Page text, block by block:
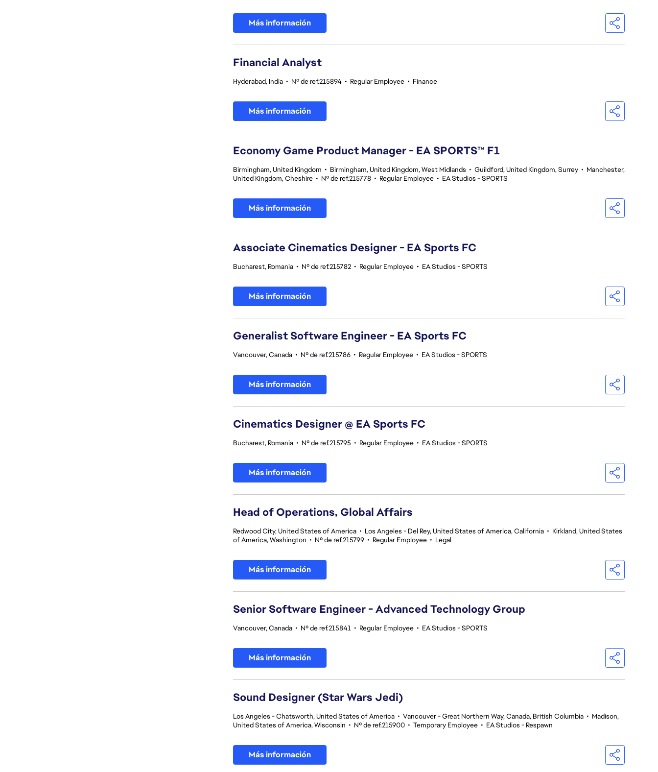
Más información
Financial Analyst
Hyderabad, India • Nº de ref.215894 • Regular Employee • Finance
Más información
Economy Game Product Manager - EA SPORTS™ F1
Birmingham, United Kingdom • Birmingham, United Kingdom, West Midlands • Guildford, United Kingdom, Surrey • Manchester,
United Kingdom, Cheshire • Nº de ref.215778 • Regular Employee • EA Studios - SPORTS
Más información
Associate Cinematics Designer - EA Sports FC
Bucharest, Romania • Nº de ref.215782 • Regular Employee • EA Studios - SPORTS
Más información
Generalist Software Engineer - EA Sports FC
Vancouver, Canada • Nº de ref.215786 • Regular Employee • EA Studios - SPORTS
Más información
Cinematics Designer @ EA Sports FC
Bucharest, Romania • Nº de ref.215795 • Regular Employee • EA Studios - SPORTS
Más información
Head of Operations, Global Affairs
Redwood City, United States of America • Los Angeles - Del Rey, United States of America, California • Kirkland, United States
of America, Washington • Nº de ref.215799 • Regular Employee • Legal
Más información
Senior Software Engineer - Advanced Technology Group
Vancouver, Canada • Nº de ref.215841 • Regular Employee • EA Studios - SPORTS
Más información
Sound Designer (Star Wars Jedi)
Los Angeles - Chatsworth, United States of America • Vancouver - Great Northern Way, Canada, British Columbia • Madison,
United States of America, Wisconsin • Nº de ref.215900 • Temporary Employee • EA Studios - Respawn
Más información